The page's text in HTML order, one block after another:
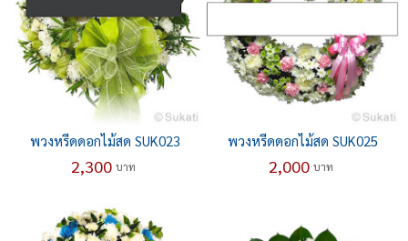
พวงหรีดดอกไม้สด SUK023
2,300 บาท
พวงหรีดดอกไม้สด SUK025
2,000 บาท